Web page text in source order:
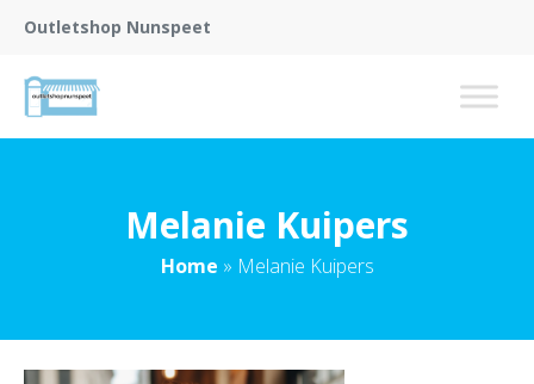
Outletshop Nunspeet
Melanie Kuipers
Home » Melanie Kuipers